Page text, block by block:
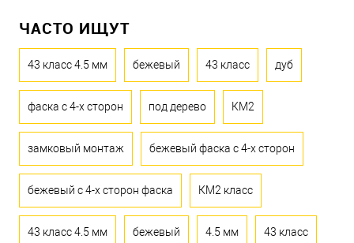
ЧАСТО ИЩУТ
43 класс 4.5 мм бежевый 43 класс дуб
фаска с 4-х сторон под дерево КМ2
замковый монтаж бежевый фаска с 4-х сторон
бежевый с 4-х сторон фаска КМ2 класс
43 класс 4.5 мм бежевый 4.5 мм 43 класс